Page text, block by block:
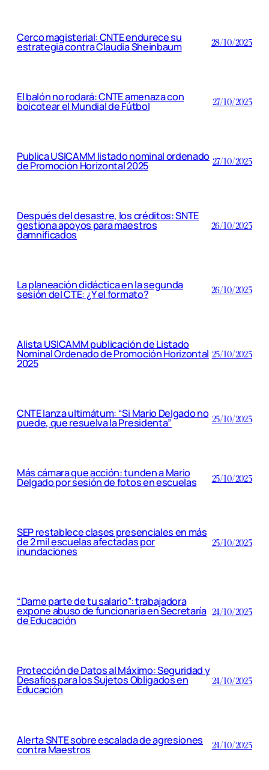
Cerco magisterial: CNTE endurece su
estrategia contra Claudia Sheinbaum 28/10/2025
El balón no rodará: CNTE amenaza con
boicotear el Mundial de Fútbol 27/10/2025
Publica USICAMM listado nominal ordenado
de Promoción Horizontal 2025 27/10/2025
Después del desastre, los créditos: SNTE
gestiona apoyos para maestros
damnificados
26/10/2025
La planeación didáctica en la segunda
sesión del CTE: ¿Y el formato? 26/10/2025
Alista USICAMM publicación de Listado
Nominal Ordenado de Promoción Horizontal
2025
25/10/2025
CNTE lanza ultimátum: “Si Mario Delgado no
puede, que resuelva la Presidenta” 25/10/2025
Más cámara que acción: tunden a Mario
Delgado por sesión de fotos en escuelas 25/10/2025
SEP restablece clases presenciales en más
de 2 mil escuelas afectadas por
inundaciones
25/10/2025
“Dame parte de tu salario”: trabajadora
expone abuso de funcionaria en Secretaría
de Educación
24/10/2025
Protección de Datos al Máximo: Seguridad y
Desafíos para los Sujetos Obligados en
Educación
24/10/2025
Alerta SNTE sobre escalada de agresiones
contra Maestros 24/10/2025